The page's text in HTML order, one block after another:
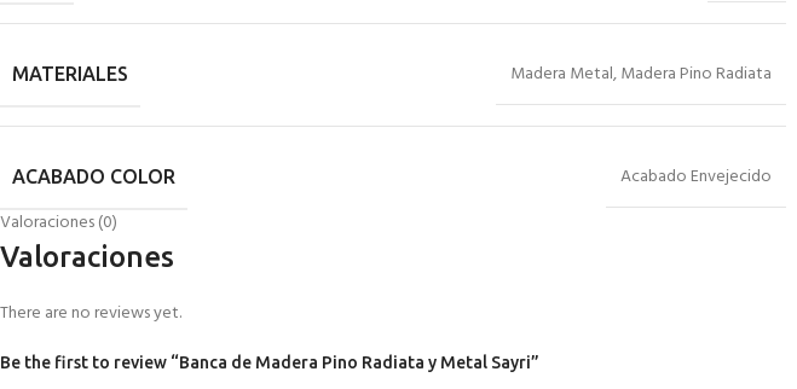
MATERIALES Madera Metal,Madera Pino Radiata
ACABADO COLOR
Acabado Envejecido
Valoraciones (0)
Valoraciones
There are no reviews yet.
Be the first to review “Banca de Madera Pino Radiata y Metal Sayri”